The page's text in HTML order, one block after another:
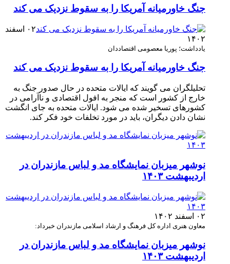
جنگ خاورمیانه آمریکا را به سقوط نزدیک می کند
۰۲ اسفند
۱۴۰۲
یادداشت؛ پوریا معصومی اقتصاددان
جنگ خاورمیانه آمریکا را به سقوط نزدیک می کند
تحلیلگران می گویند که ایالات متحده در حال صدور جنگ به
خارج از کشور است که منجر به افول اقتصادی و ناآرامی در
کشورهای تسخیر شده می شود. ایالات متحده به جای انگشت
نشان دادن دیگران، باید در مورد تخلفات خود فکر کند.
نوشهر میزبان نمایشگاه مد و لباس مازندران در
اردیبهشت ۱۴۰۳
۰۲ اسفند ۱۴۰۲
معاون هنری اداره‌ کل فرهنگ و ارشاد اسلامی مازندران خبرداد:
نوشهر میزبان نمایشگاه مد و لباس مازندران در
اردیبهشت ۱۴۰۳